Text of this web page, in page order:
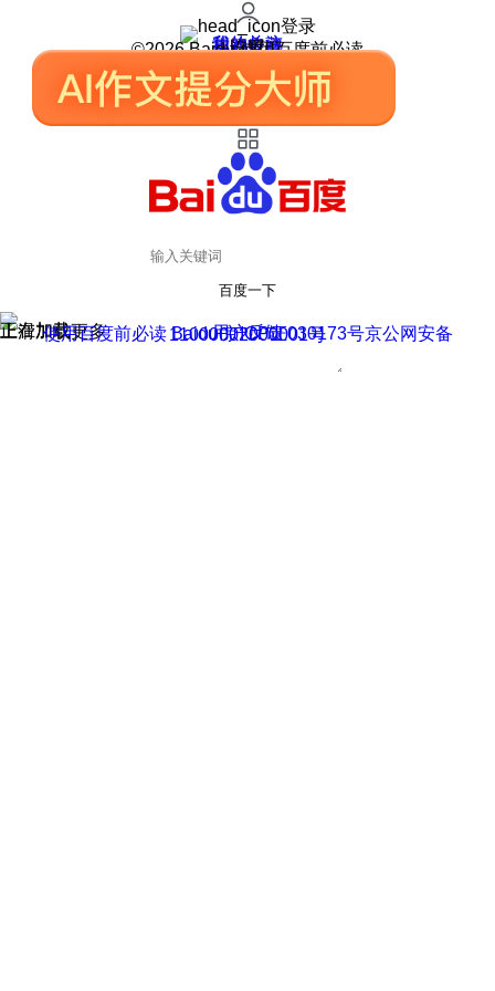
登录
我的关注
我的收藏
皮肤中心
用户反馈
设置
©2026 Baidu 使用百度前必读
百度一下
正在加载
上滑加载更多 用户反馈
使用百度前必读 Baidu 京ICP证030173号
京公网安备11000002000001号